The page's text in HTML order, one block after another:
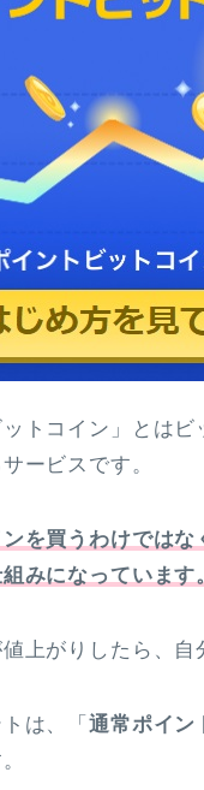
ットコイン」とは
ービスです。
を買うわけでは
みになっています
値上がりしたら、
は、「通常ポイン